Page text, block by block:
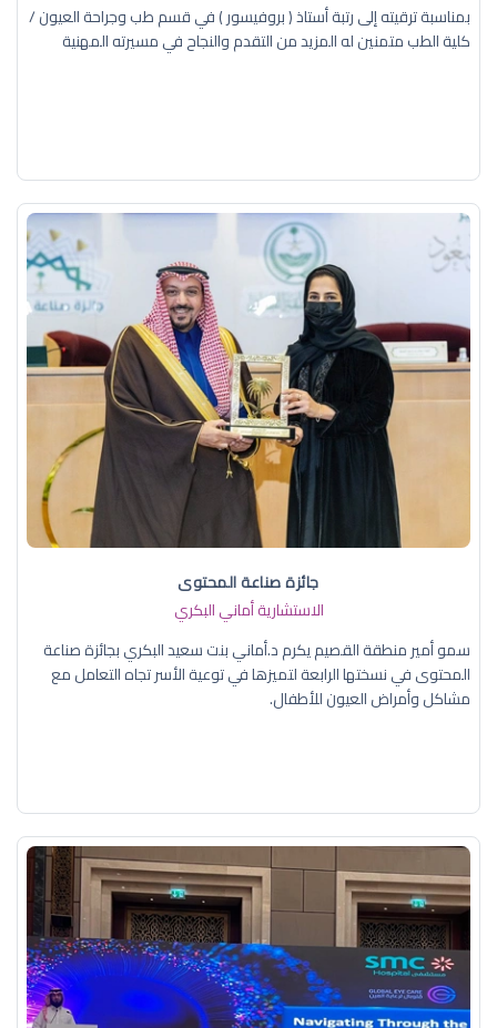
بمناسبة ترقيته إلى رتبة أستاذ ( بروفيسور ) في قسم طب وجراحة العيون /
كلية الطب متمنين له المزيد من التقدم والنجاح في مسيرته المهنية
جائزة صناعة المحتوى
الاستشارية أماني البكري
سمو أمير منطقة القصيم يكرم د.أماني بنت سعيد البكري بجائزة صناعة
المحتوى في نسختها الرابعة لتميزها في توعية الأسر تجاه التعامل مع
مشاكل وأمراض العيون للأطفال.